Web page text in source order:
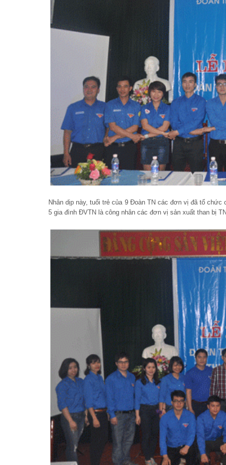
Nhân dịp này, tuổi trẻ của 9 Đoàn TN các đơn vị đã tổ
5 gia đình ĐVTN là công nhân các đơn vị sản xuất than bị